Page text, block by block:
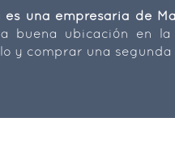
es una empresaria de
buena ubicación en
y comprar una